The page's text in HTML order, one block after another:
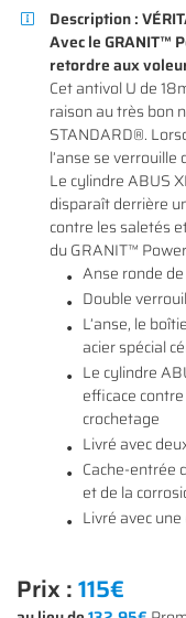
Recopier le code
Rafraîchir le captcha
En cochant cette case,
l'adresse email indiqué ci-
utilisantle formulaire de
 Description :
Avec le GRANIT™
retordre aux
Cet antivol U de
raison au très bon
STANDARD®.
l’anse se verrouille
Le cylindre ABUS
disparaît derrière
contre les saletés
du GRANIT™
Anse ronde
Double
L’anse, le
acier spécial
Le cylindre
efficace
crochetage
Livré avec
Cache-entrée
et de la
Livré avec
Prix :115€